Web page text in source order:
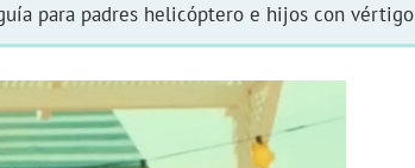
para padres helicóptero e hijos con vértigo